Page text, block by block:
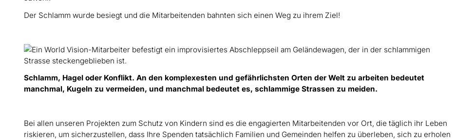
Der Schlamm wurde besiegt und die Mitarbeitenden bahnten sich einen Weg zu ihrem Ziel!
Schlamm, Hagel oder Konflikt. An den komplexesten und gefährlichsten Orten der Welt zu arbeiten bedeutet
manchmal, Kugeln zu vermeiden, und manchmal bedeutet es, schlammige Strassen zu meiden.
Bei allen unseren Projekten zum Schutz von Kindern sind es die engagierten Mitarbeitenden vor Ort, die täglich ihr Leben
riskieren, um sicherzustellen, dass Ihre Spenden tatsächlich Familien und Gemeinden helfen zu überleben, sich zu erholen